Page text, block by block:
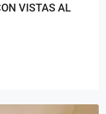
VISTAS AL